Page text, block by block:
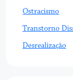
Ostracismo
Transtorno
Desrealização